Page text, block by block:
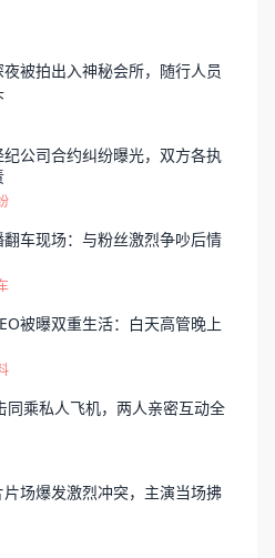
被拍出入神秘会所，随行人员
公司合约纠纷曝光，双方各执
车现场：与粉丝激烈争吵后情
被曝双重生活：白天高管晚上
同乘私人飞机，两人亲密互动全
场爆发激烈冲突，主演当场拂